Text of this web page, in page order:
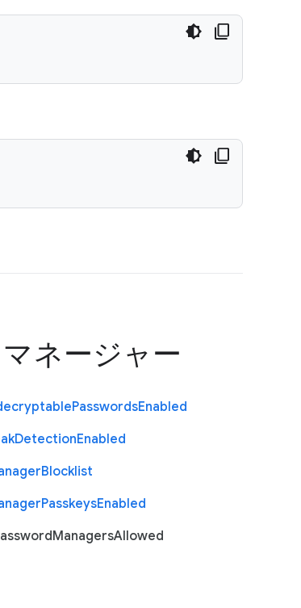
ネージャー
PasswordsEnabled
DetectionEnabled
Blocklist
PasskeysEnabled
ManagersAllowed